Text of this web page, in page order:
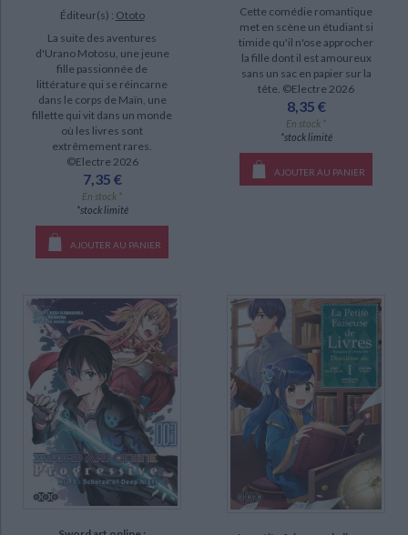
Éditeur(s) : Ototo
La suite des aventures
d'Urano Motosu, une jeune
fille passionnée de
littérature qui se réincarne
dans le corps de Maïn, une
fillette qui vit dans un monde
où les livres sont
extrêmement rares.
©Electre 2026
7,35 €
En stock *
*stock limité
AJOUTER AU PANIER
Cette comédie romantique
met en scène un étudiant si
timide qu'il n'ose approcher
la fille dont il est amoureux
sans un sac en papier sur la
tête. ©Electre 2026
8,35 €
En stock *
*stock limité
AJOUTER AU PANIER